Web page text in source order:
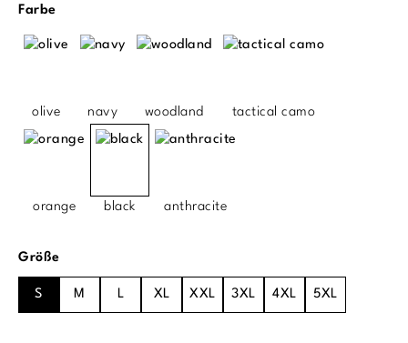
Farbeauswählen
olive navy woodland tactical camo
orange black anthracite
Größeauswählen
S M L XL XXL 3XL 4XL 5XL